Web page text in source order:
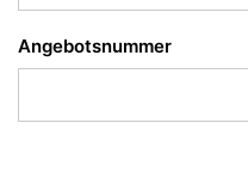
Angebotsnummer